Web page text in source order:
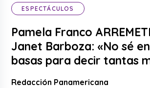
ESPECTÁCULOS
Pamela Franco
Janet Barboza: «No sé
basas para decir tantas
Redacción Panamericana